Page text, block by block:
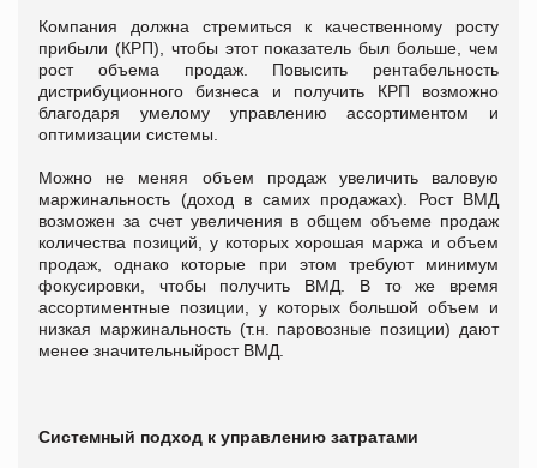
Компания должна стремиться к качественному росту
прибыли (КРП), чтобы этот показатель был больше, чем
рост объема продаж. Повысить рентабельность
дистрибуционного бизнеса и получить КРП возможно
благодаря умелому управлению ассортиментом и
оптимизации системы.
Можно не меняя объем продаж увеличить валовую
маржинальность (доход в самих продажах). Рост ВМД
возможен за счет увеличения в общем объеме продаж
количества позиций, у которых хорошая маржа и объем
продаж, однако которые при этом требуют минимум
фокусировки, чтобы получить ВМД. В то же время
ассортиментные позиции, у которых большой объем и
низкая маржинальность (т.н. паровозные позиции) дают
менее значительныйрост ВМД.
Системный подход к управлению затратами